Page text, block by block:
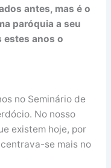
antes, mas é o
paróquia a seu
estes anos o
no Seminário de
No nosso
existem hoje, por
se mais no